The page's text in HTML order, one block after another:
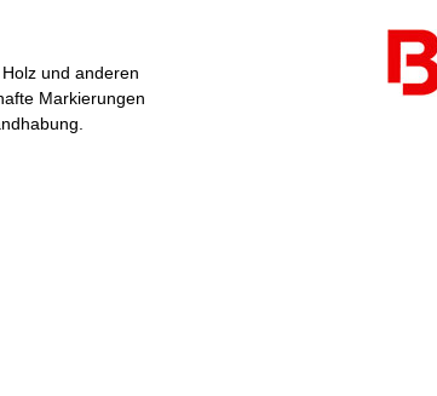
und anderen
Markierungen